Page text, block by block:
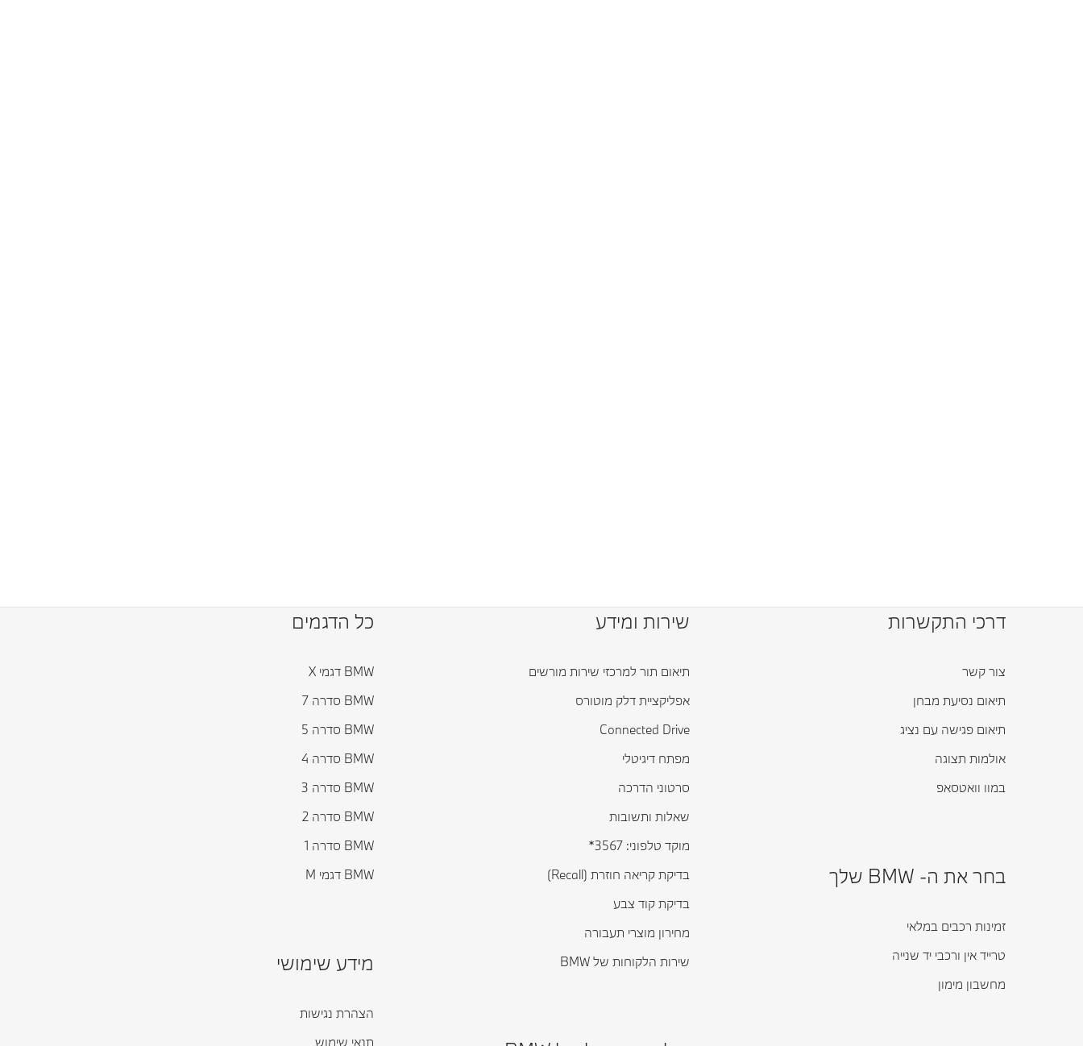
דרכי התקשרות
צור קשר
תיאום נסיעת מבחן
תיאום פגישה עם נציג
אולמות תצוגה
במוו וואטסאפ
בחר את ה- BMW שלך
זמינות רכבים במלאי
טרייד אין ורכבי יד שנייה
מחשבון מימון
שירות ומידע
תיאום תור למרכזי שירות מורשים
אפליקציית דלק מוטורס
Connected Drive
מפתח דיגיטלי
סרטוני הדרכה
שאלות ותשובות
מוקד טלפוני: 3567*
בדיקת קריאה חוזרת (Recall)
בדיקת קוד צבע
מחירון מוצרי תעבורה
שירות הלקוחות של BMW
כל הדגמים
BMW דגמי X
BMW סדרה 7
BMW סדרה 5
BMW סדרה 4
BMW סדרה 3
BMW סדרה 2
BMW סדרה 1
BMW דגמי M
מידע שימושי
הצהרת נגישות
תנאי שימוש